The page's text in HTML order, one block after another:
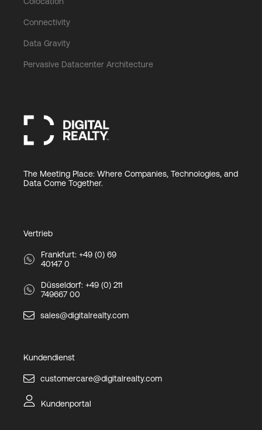
Connectivity
Data Gravity
Pervasive Datacenter Architecture
The Meeting Place: Where Companies, Technologies, and
Data Come Together.
Vertrieb
Frankfurt: +49 (0) 69
40147 0
Düsseldorf: +49 (0) 211
749667 00
sales@digitalrealty.com
Kundendienst
customercare@digitalrealty.com
Kundenportal